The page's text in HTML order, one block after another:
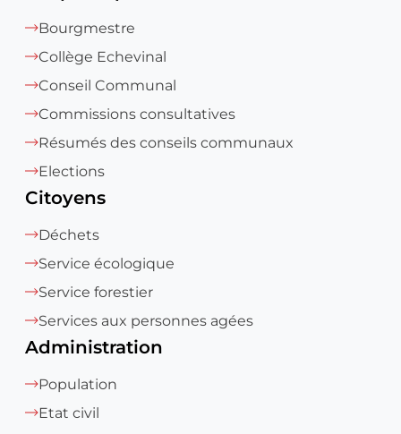
Bourgmestre
Collège Echevinal
Conseil Communal
Commissions consultatives
Résumés des conseils communaux
Elections
Citoyens
Déchets
Service écologique
Service forestier
Services aux personnes agées
Administration
Population
Etat civil